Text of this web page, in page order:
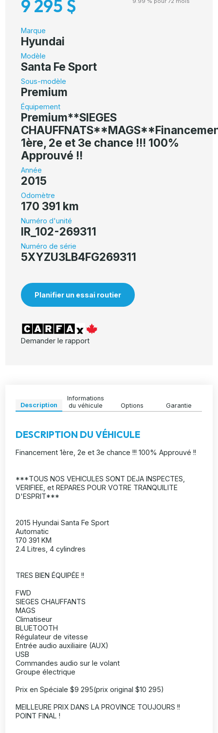
9 295 $
Marque
Hyundai
Modèle
Santa Fe Sport
Sous-modèle
Premium
Équipement
Premium**SIEGES
1ère, 2e et 3e chance !!! 100%
Approuvé !!
Année
2015
Odomètre
170 391 km
Numéro d'unité
IR_102-269311
Numéro de série
5XYZU3LB4FG269311
Planifier un essai routier
Demander le rapport
Description
Informations
du véhicule
Options Garantie
DESCRIPTION DU VÉHICULE
Financement 1ère, 2e et 3e chance !!! 100% Approuvé !!
***TOUS NOS VEHICULES SONT DEJA INSPECTES,
VERIFIEE, et REPARES POUR VOTRE TRANQUILITE
D'ESPRIT***
2015 Hyundai Santa Fe Sport
Automatic
170 391 KM
2.4 Litres, 4 cylindres
TRES BIEN ÉQUIPÉE !!
FWD
SIEGES CHAUFFANTS
MAGS
Climatiseur
BLUETOOTH
Régulateur de vitesse
Entrée audio auxiliaire (AUX)
USB
Commandes audio sur le volant
Groupe électrique
Prix en Spéciale $9 295(prix original $10 295)
MEILLEURE PRIX DANS LA PROVINCE TOUJOURS !!
POINT FINAL !